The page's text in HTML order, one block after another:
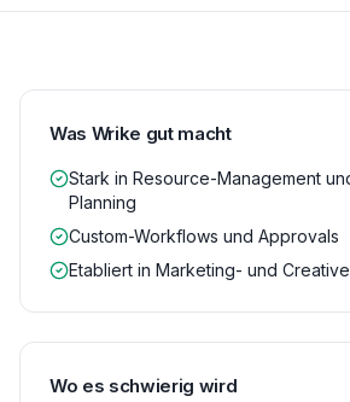
Was Wrike gut macht
Stark in Resource-Management
Planning
Custom-Workflows und Approvals
Etabliert in Marketing- und
Wo es schwierig wird